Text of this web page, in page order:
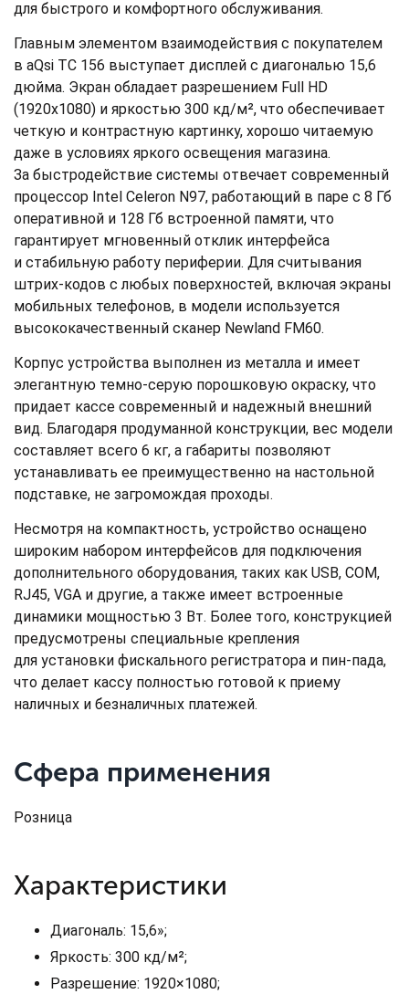
для быстрого и комфортного обслуживания.
Главным элементом взаимодействия с покупателем
в aQsi ТС 156 выступает дисплей с диагональю 15,6
дюйма. Экран обладает разрешением Full HD
(1920x1080) и яркостью 300 кд/м², что обеспечивает
четкую и контрастную картинку, хорошо читаемую
даже в условиях яркого освещения магазина.
За быстродействие системы отвечает современный
процессор Intel Celeron N97, работающий в паре с 8 Гб
оперативной и 128 Гб встроенной памяти, что
гарантирует мгновенный отклик интерфейса
и стабильную работу периферии. Для считывания
штрих-кодов с любых поверхностей, включая экраны
мобильных телефонов, в модели используется
высококачественный сканер Newland FM60.
Корпус устройства выполнен из металла и имеет
элегантную темно-серую порошковую окраску, что
придает кассе современный и надежный внешний
вид. Благодаря продуманной конструкции, вес модели
составляет всего 6 кг, а габариты позволяют
устанавливать ее преимущественно на настольной
подставке, не загромождая проходы.
Несмотря на компактность, устройство оснащено
широким набором интерфейсов для подключения
дополнительного оборудования, таких как USB, COM,
RJ45, VGA и другие, а также имеет встроенные
динамики мощностью 3 Вт. Более того, конструкцией
предусмотрены специальные крепления
для установки фискального регистратора и пин-пада,
что делает кассу полностью готовой к приему
наличных и безналичных платежей.
Сфера применения
Розница
Характеристики
Диагональ: 15,6»;
Яркость: 300 кд/м²;
Разрешение: 1920×1080;